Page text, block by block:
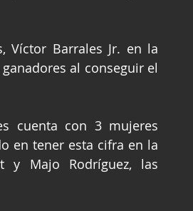
Víctor Barrales Jr. en la
al conseguir el
cuenta con 3 mujeres
en tener esta cifra en la
y Majo Rodríguez, las